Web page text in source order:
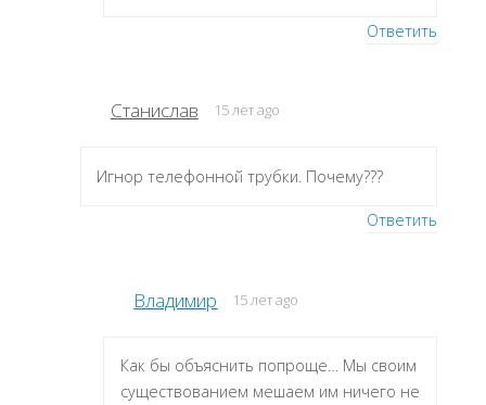
Ответить
Станислав 15 лет ago
Игнор телефонной трубки. Почему???
Ответить
Владимир 15 лет ago
Как бы объяснить попроще… Мы своим
существованием мешаем им ничего не